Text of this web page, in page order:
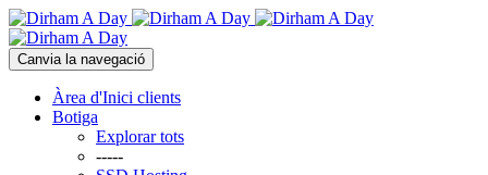
Canvia la navegació
Àrea d'Inici clients
Botiga
Explorar tots
-----